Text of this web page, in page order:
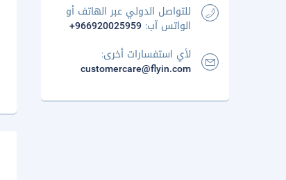
للتواصل الدولي عبر الهاتف أو
الواتس آب: +966920025959
لأي استفسارات أخرى:
customercare@flyin.com